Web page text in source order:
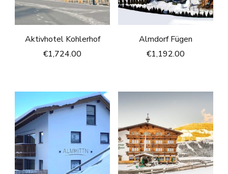
Aktivhotel Kohlerhof
€1,724.00
Almdorf Fügen
€1,192.00